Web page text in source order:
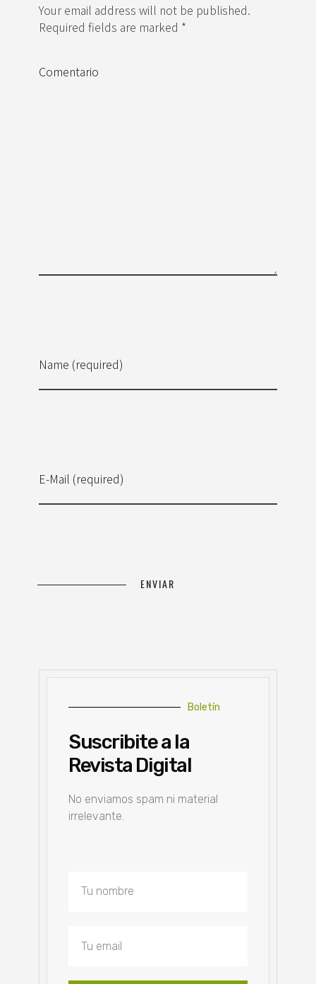
Your email address will not be published.
Required fields are marked *
Name (required)
E-Mail (required)
Comentario
Boletín
Suscribite a la
Revista Digital
No enviamos spam ni material
irrelevante.